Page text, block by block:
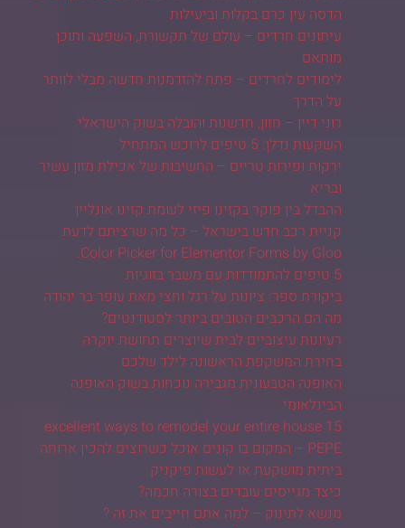
הדסה עין כרם בקלות וביעילות
עיתונים חרדים – עולם של תקשורת, השפעה ותוכן
מותאם
לימודים לחרדים – פתח להזדמנות חדשה מבלי לוותר
על הדרך
רוני דיין – חזון, חדשנות והובלה בשוק הישראלי
השקעות נדלן: 5 טיפים לרוכש המתחיל
ירקות ופירות טריים – החשיבות של אכילת מזון עשיר
ובריא
ההבדל בין פוקר בקזינו פיזי לעומת קזינו אונליין
קניית רכב חדש בישראל – כל מה שרציתם לדעת
Color Picker for Elementor Forms by Gloo.
5 טיפים להתמודדות עם משבר בזוגיות
ביקורת ספר: ציונות על רגל וחצי מאת עופר בר יהודה
מה הם הרכבים הטובים ביותר לסטודנטים?
רעיונות עיצוביים לבית שיוצרים תחושת יוקרה
בחירת המשקפת הראשונה לילד שלכם
האופנה הטבעונית מגבירה נוכחות בשוק האופנה
הבינלאומי
15 excellent ways to remodel your entire house
PEPE – המקום בו קונים אוכל כשרוצים להכין ארוחה
ביתית מושקעת או לעשות פיקניק
כיצד מגייסים עובדים בצורה חכמה?
מנשא לתינוק – למה אתם חייבים את זה ?